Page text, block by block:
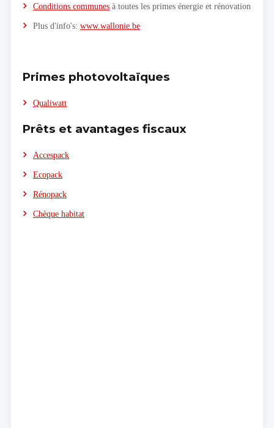
Conditions communes à toutes les primes énergie et rénovation
Plus d'info's: www.wallonie.be
Primes photovoltaïques
Qualiwatt
Prêts et avantages fiscaux
Accespack
Ecopack
Rénopack
Chèque habitat